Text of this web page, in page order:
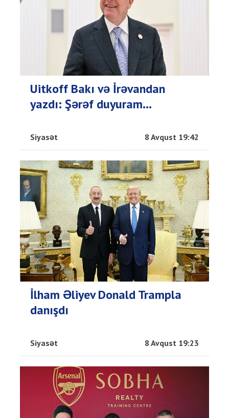
Uitkoff Bakı və İrəvandan
yazdı: Şərəf duyuram...
Siyasət 8 Avqust 19:42
İlham Əliyev Donald Trampla
danışdı
Siyasət 8 Avqust 19:23